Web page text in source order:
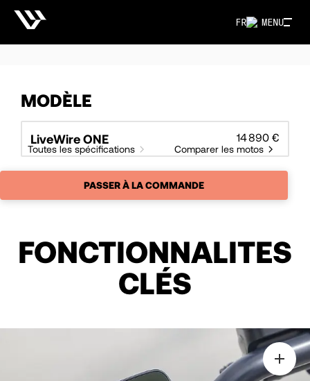
MENU
FR
MODÈLE
LiveWire ONE 14 890 €
Toutes les spécifications Comparer les motos
PASSER À LA COMMANDE
FONCTIONNALITES
CLÉS